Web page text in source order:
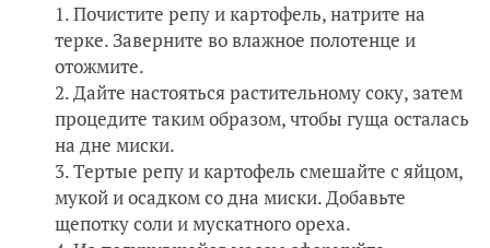
Почистите репу и картофель, натрите на
терке. Заверните во влажное полотенце и
отожмите.
Дайте настояться растительному соку, затем
процедите таким образом, чтобы гуща осталась
на дне миски.
Тертые репу и картофель смешайте с яйцом,
мукой и осадком со дна миски. Добавьте
щепотку соли и мускатного ореха.